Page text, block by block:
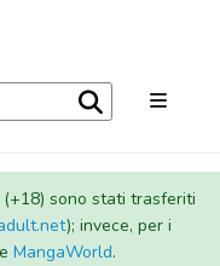
sono stati trasferiti
); invece, per i
MangaWorld.